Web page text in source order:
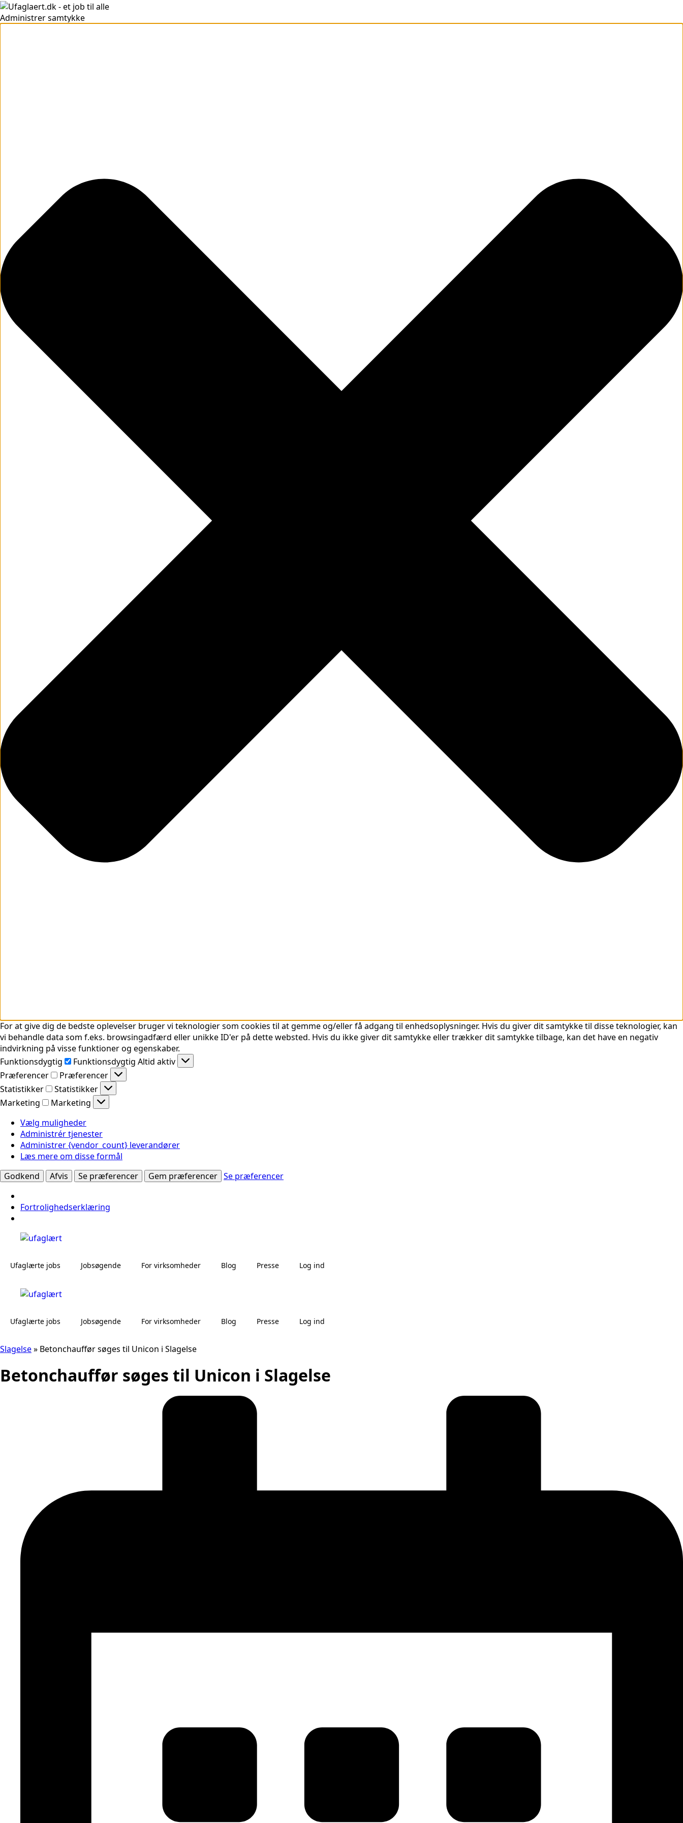
Administrer samtykke
For at give dig de bedste oplevelser bruger vi teknologier som cookies til at gemme og/eller få adgang til enhedsoplysninger. Hvis du giver dit samtykke til disse teknologier, kan
vi behandle data som f.eks. browsingadfærd eller unikke ID'er på dette websted. Hvis du ikke giver dit samtykke eller trækker dit samtykke tilbage, kan det have en negativ
indvirkning på visse funktioner og egenskaber.
Funktionsdygtig
Funktionsdygtig Altid aktiv
Præferencer
Præferencer
Statistikker
Statistikker
Marketing
Marketing
Vælg muligheder
Administrér tjenester
Administrer {vendor_count} leverandører
Læs mere om disse formål
Godkend
Afvis Se præferencer Gem præferencer Se præferencer
Fortrolighedserklæring
Ufaglærte jobs Jobsøgende For virksomheder Blog Presse Log ind
Ufaglærte jobs Jobsøgende For virksomheder Blog Presse Log ind
Slagelse» Betonchauffør søges til Unicon i Slagelse
Betonchauffør søges til Unicon i Slagelse